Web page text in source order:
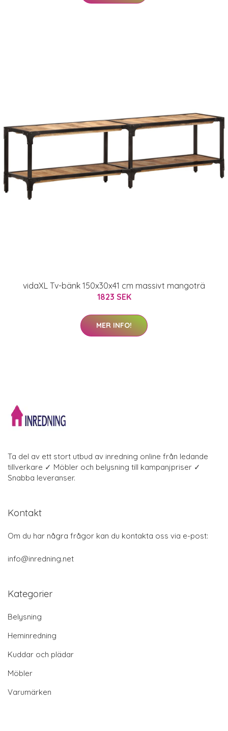
vidaXL Tv-bänk 150x30x41 cm massivt mangoträ
1823 SEK
MER INFO!
Ta del av ett stort utbud av inredning online från ledande
tillverkare ✓ Möbler och belysning till kampanjpriser ✓
Snabba leveranser.
Kontakt
Om du har några frågor kan du kontakta oss via e-post:
info@inredning.net
Kategorier
Belysning
Heminredning
Kuddar och plädar
Möbler
Varumärken